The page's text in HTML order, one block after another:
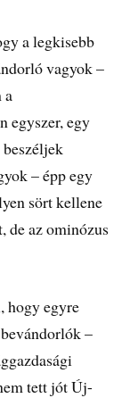
a legkisebb
vagyok –
a
egyszer, egy
– épp egy
sört kellene
de az ominózus
hogy egyre
–
tett jót Új-